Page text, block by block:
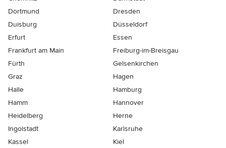
Dortmund
Dresden
Duisburg
Düsseldorf
Erfurt
Essen
Frankfurt am Main
Freiburg-im-Breisgau
Fürth
Gelsenkirchen
Graz
Hagen
Halle
Hamburg
Hamm
Hannover
Heidelberg
Herne
Ingolstadt
Karlsruhe
Kassel
Kiel